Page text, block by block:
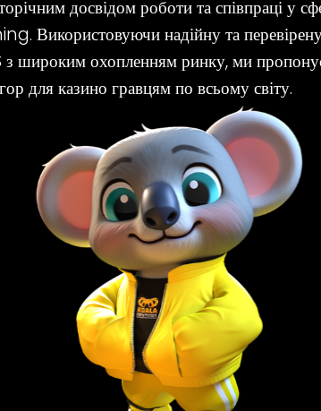
досвідом роботи та співпраці у
Використовуючи надійну та
широким охопленням ринку, ми
для казино гравцям по всьому світу.